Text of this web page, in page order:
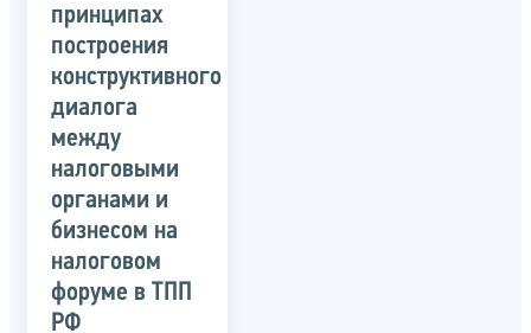
принципах
построения
конструктивного
диалога
между
налоговыми
органами и
бизнесом на
налоговом
форуме в ТПП
РФ